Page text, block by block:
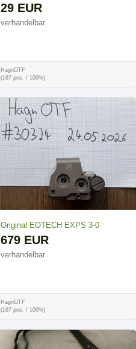
29 EUR
verhandelbar
HagnOTF
(167 pos. / 100%)
Original EOTECH EXPS 3-0
679 EUR
verhandelbar
HagnOTF
(167 pos. / 100%)